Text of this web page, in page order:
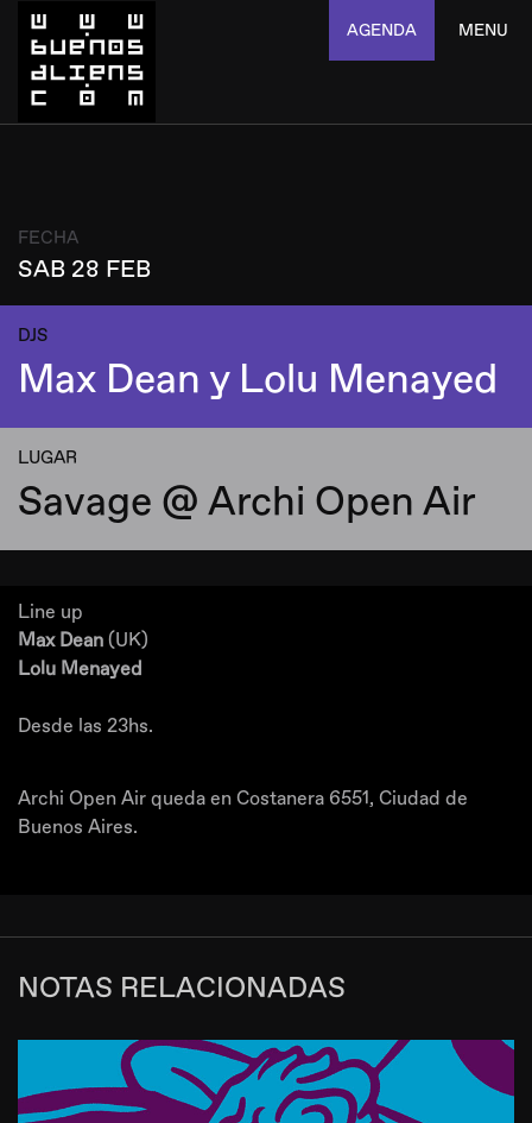
AGENDA MENU
FECHA
SAB 28 FEB
DJS
Max Dean y Lolu Menayed
LUGAR
Savage @ Archi Open Air
Line up
Max Dean (UK)
Lolu Menayed
Desde las 23hs.
Archi Open Air queda en Costanera 6551, Ciudad de
Buenos Aires.
NOTAS RELACIONADAS